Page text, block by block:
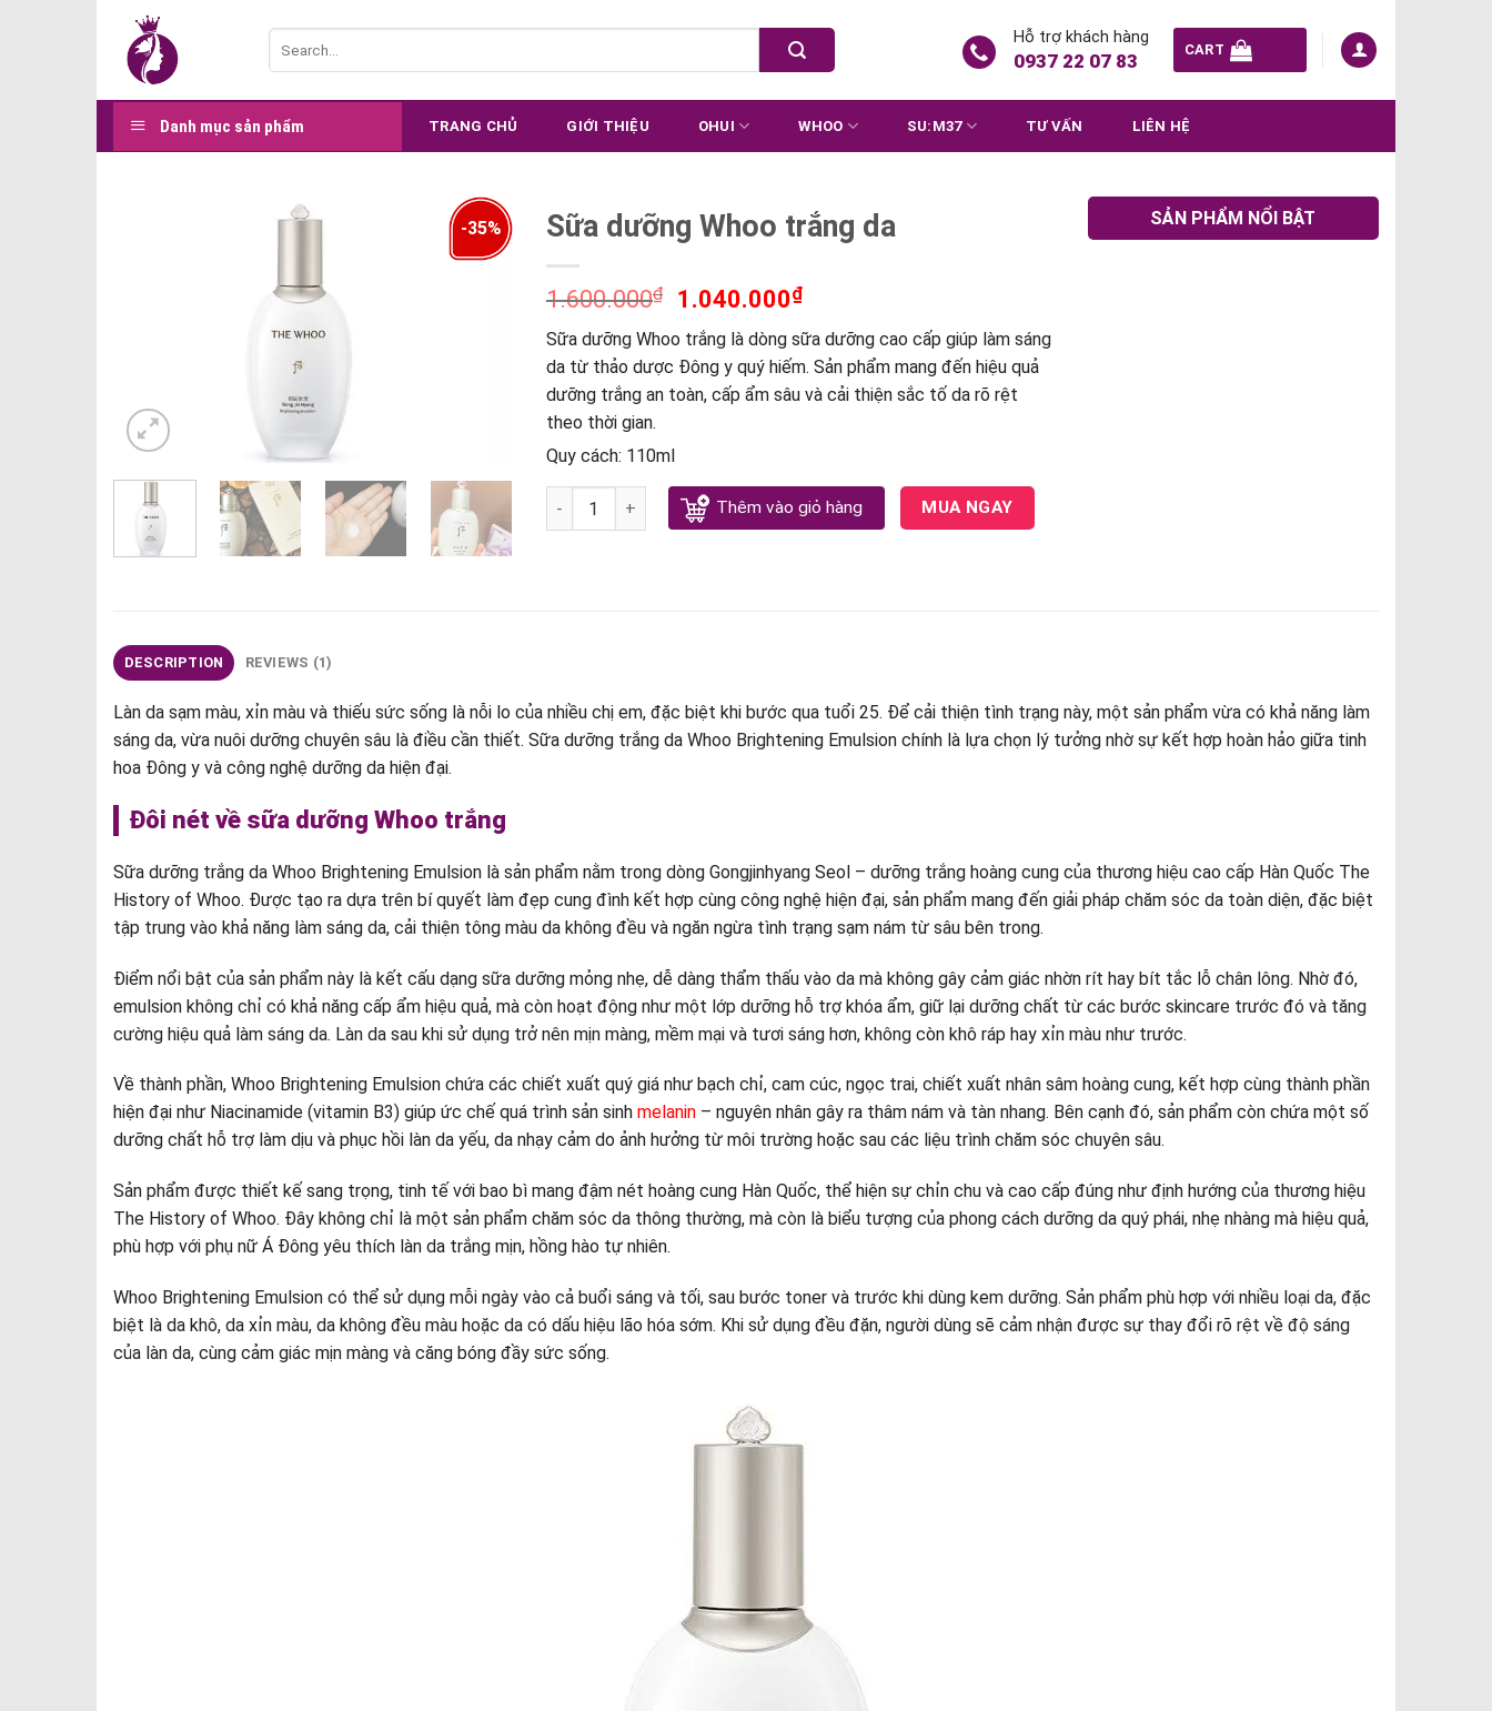
content
for:
Hỗ trợ khách hàng
0937 22 07 83 CART
Danh mục sản phẩm TRANG CHỦ GIỚI THIỆU OHUI WHOO SU:M37 TƯ VẤN LIÊN HỆ
-35% Sữa dưỡng Whoo trắng da
1.600.000₫ 1.040.000₫
Sữa dưỡng Whoo trắng là dòng sữa dưỡng cao cấp giúp làm sáng
da từ thảo dược Đông y quý hiếm. Sản phẩm mang đến hiệu quả
dưỡng trắng an toàn, cấp ẩm sâu và cải thiện sắc tố da rõ rệt
theo thời gian.
Quy cách: 110ml
Sữa dưỡng Whoo trắng da quantity
Thêm vào giỏ hàng MUA NGAY
SẢN PHẨM NỔI BẬT
DESCRIPTION REVIEWS (1)
Làn da sạm màu, xỉn màu và thiếu sức sống là nỗi lo của nhiều chị em, đặc biệt khi bước qua tuổi 25. Để cải thiện tình trạng này, một sản phẩm vừa có khả năng làm
sáng da, vừa nuôi dưỡng chuyên sâu là điều cần thiết. Sữa dưỡng trắng da Whoo Brightening Emulsion chính là lựa chọn lý tưởng nhờ sự kết hợp hoàn hảo giữa tinh
hoa Đông y và công nghệ dưỡng da hiện đại.
Đôi nét về sữa dưỡng Whoo trắng
Sữa dưỡng trắng da Whoo Brightening Emulsion là sản phẩm nằm trong dòng Gongjinhyang Seol – dưỡng trắng hoàng cung của thương hiệu cao cấp Hàn Quốc The
History of Whoo. Được tạo ra dựa trên bí quyết làm đẹp cung đình kết hợp cùng công nghệ hiện đại, sản phẩm mang đến giải pháp chăm sóc da toàn diện, đặc biệt
tập trung vào khả năng làm sáng da, cải thiện tông màu da không đều và ngăn ngừa tình trạng sạm nám từ sâu bên trong.
Điểm nổi bật của sản phẩm này là kết cấu dạng sữa dưỡng mỏng nhẹ, dễ dàng thẩm thấu vào da mà không gây cảm giác nhờn rít hay bít tắc lỗ chân lông. Nhờ đó,
emulsion không chỉ có khả năng cấp ẩm hiệu quả, mà còn hoạt động như một lớp dưỡng hỗ trợ khóa ẩm, giữ lại dưỡng chất từ các bước skincare trước đó và tăng
cường hiệu quả làm sáng da. Làn da sau khi sử dụng trở nên mịn màng, mềm mại và tươi sáng hơn, không còn khô ráp hay xỉn màu như trước.
Về thành phần, Whoo Brightening Emulsion chứa các chiết xuất quý giá như bạch chỉ, cam cúc, ngọc trai, chiết xuất nhân sâm hoàng cung, kết hợp cùng thành phần
hiện đại như Niacinamide (vitamin B3) giúp ức chế quá trình sản sinh melanin – nguyên nhân gây ra thâm nám và tàn nhang. Bên cạnh đó, sản phẩm còn chứa một số
dưỡng chất hỗ trợ làm dịu và phục hồi làn da yếu, da nhạy cảm do ảnh hưởng từ môi trường hoặc sau các liệu trình chăm sóc chuyên sâu.
Sản phẩm được thiết kế sang trọng, tinh tế với bao bì mang đậm nét hoàng cung Hàn Quốc, thể hiện sự chỉn chu và cao cấp đúng như định hướng của thương hiệu
The History of Whoo. Đây không chỉ là một sản phẩm chăm sóc da thông thường, mà còn là biểu tượng của phong cách dưỡng da quý phái, nhẹ nhàng mà hiệu quả,
phù hợp với phụ nữ Á Đông yêu thích làn da trắng mịn, hồng hào tự nhiên.
Whoo Brightening Emulsion có thể sử dụng mỗi ngày vào cả buổi sáng và tối, sau bước toner và trước khi dùng kem dưỡng. Sản phẩm phù hợp với nhiều loại da, đặc
biệt là da khô, da xỉn màu, da không đều màu hoặc da có dấu hiệu lão hóa sớm. Khi sử dụng đều đặn, người dùng sẽ cảm nhận được sự thay đổi rõ rệt về độ sáng
của làn da, cùng cảm giác mịn màng và căng bóng đầy sức sống.